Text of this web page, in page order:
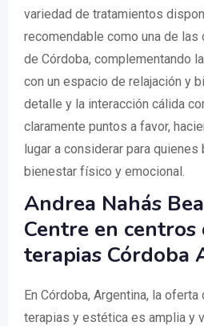
variedad de tratamientos
recomendable como una de
de Córdoba, complementando
con un espacio de relajación y
detalle y la interacción cálida
claramente puntos a favor,
lugar a considerar para quienes
bienestar físico y emocional.
Andrea Nahás
Centre en centros
terapias Córdoba
En Córdoba, Argentina, la
terapias y estética es amplia y